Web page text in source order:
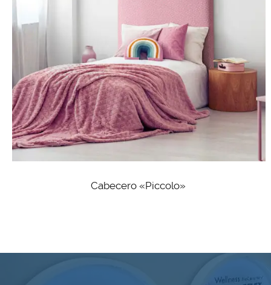
Cabecero «Piccolo»